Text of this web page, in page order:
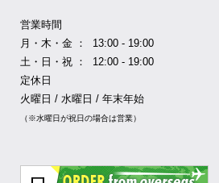
営業時間
月・木・金 ： 13:00 - 19:00
土・日・祝 ： 12:00 - 19:00
定休日
火曜日 / 水曜日 / 年末年始
（※水曜日が祝日の場合は営業）